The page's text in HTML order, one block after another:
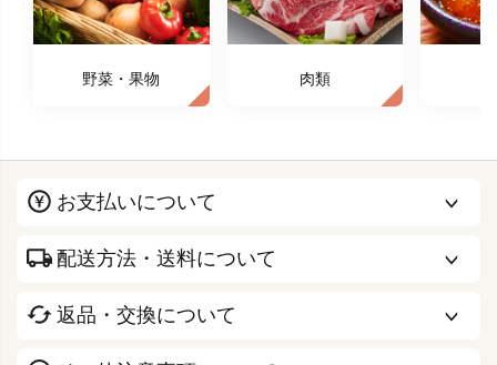
野菜・果物 肉類
お支払いについて
配送方法・送料について
返品・交換について